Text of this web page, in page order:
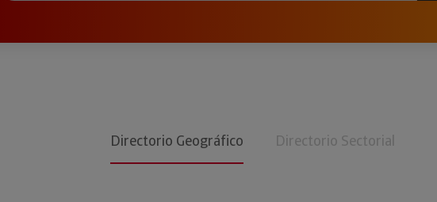
Directorio Geográfico Directorio Sectorial